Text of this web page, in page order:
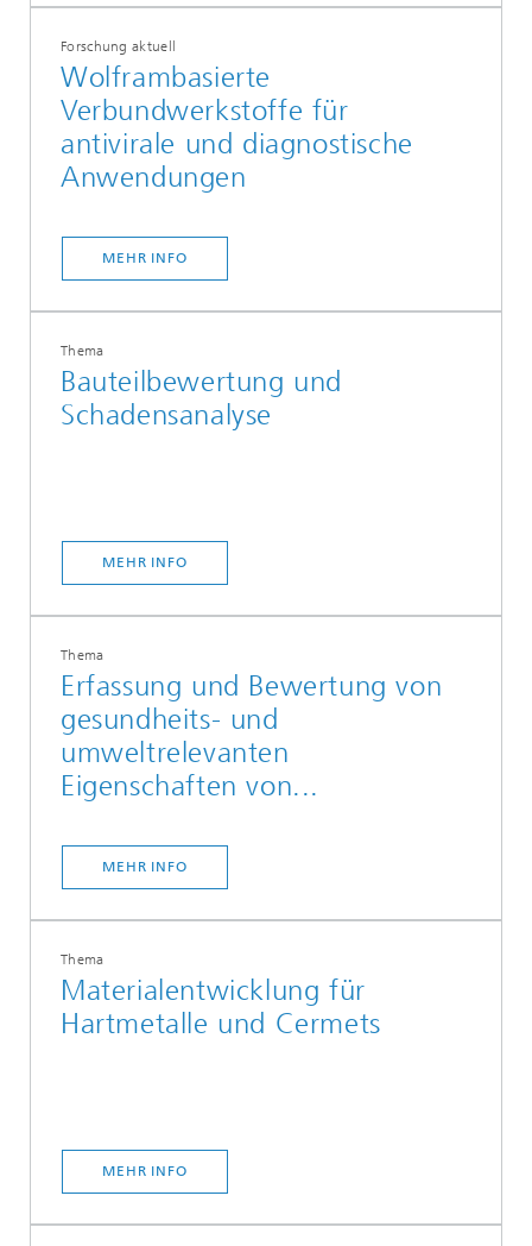
Forschung aktuell
Wolframbasierte
Verbundwerkstoffe für
antivirale und diagnostische
Anwendungen
MEHR INFO
Thema
Bauteilbewertung und
Schadensanalyse
MEHR INFO
Thema
Erfassung und Bewertung von
gesundheits- und
umweltrelevanten
Eigenschaften von...
MEHR INFO
Thema
Materialentwicklung für
Hartmetalle und Cermets
MEHR INFO